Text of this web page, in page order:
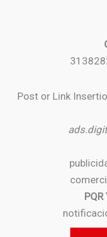
Post or Link